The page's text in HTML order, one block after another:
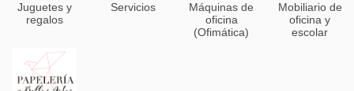
Juguetes y
regalos
Servicios
Máquinas de
oficina
(Ofimática)
Mobiliario de
oficina y
escolar